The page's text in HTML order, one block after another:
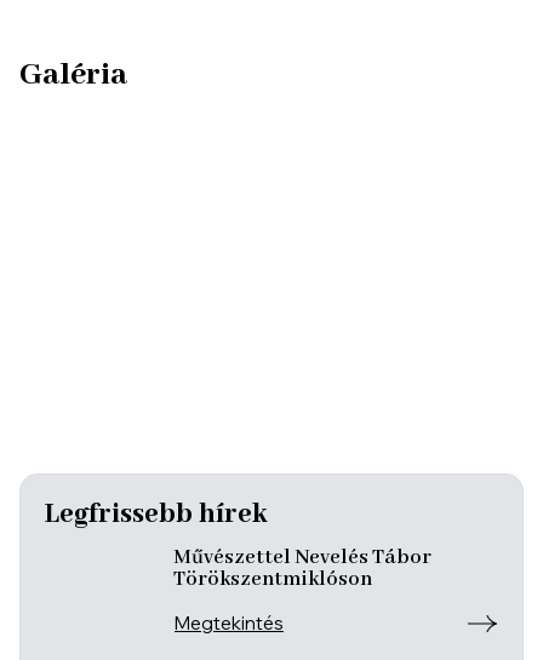
Galéria
Legfrissebb hírek
Művészettel Nevelés Tábor
Törökszentmiklóson
Megtekintés